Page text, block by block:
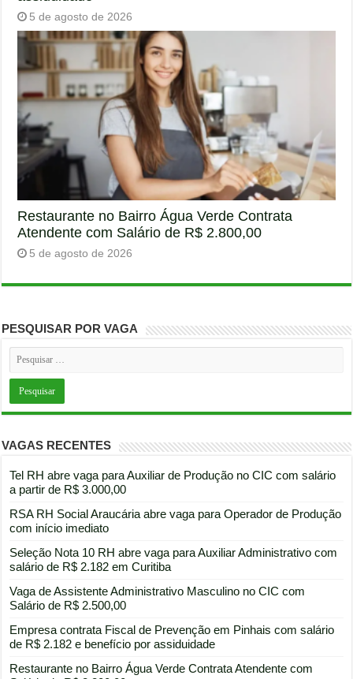
5 de agosto de 2026
Restaurante no Bairro Água Verde Contrata
Atendente com Salário de R$ 2.800,00
5 de agosto de 2026
PESQUISAR POR VAGA
VAGAS RECENTES
Tel RH abre vaga para Auxiliar de Produção no CIC com salário
a partir de R$ 3.000,00
RSA RH Social Araucária abre vaga para Operador de Produção
com início imediato
Seleção Nota 10 RH abre vaga para Auxiliar Administrativo com
salário de R$ 2.182 em Curitiba
Vaga de Assistente Administrativo Masculino no CIC com
Salário de R$ 2.500,00
Empresa contrata Fiscal de Prevenção em Pinhais com salário
de R$ 2.182 e benefício por assiduidade
Restaurante no Bairro Água Verde Contrata Atendente com